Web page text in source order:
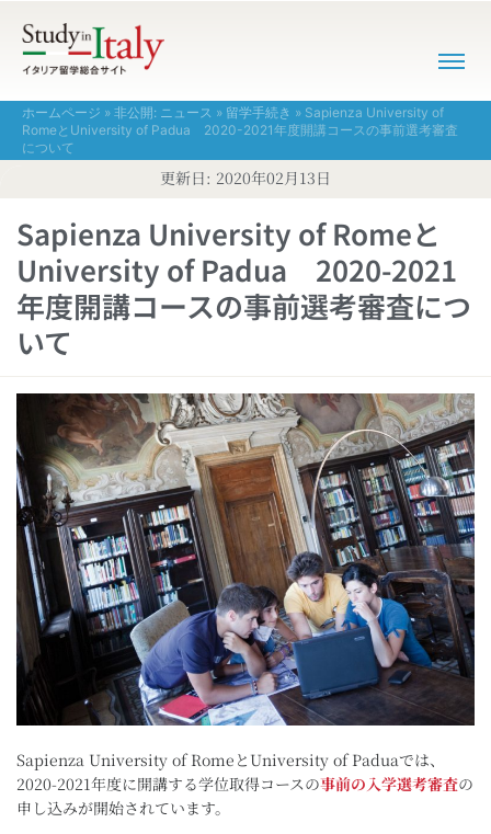
ホームページ » 非公開: ニュース » 留学手続き » Sapienza University of
RomeとUniversity of Padua 2020-2021年度開講コースの事前選考審査
について
更新日: 2020年02月13日
Sapienza University of Romeと
University of Padua 2020-2021
年度開講コースの事前選考審査につ
いて
Sapienza University of RomeとUniversity of Paduaでは、
2020-2021年度に開講する学位取得コースの事前の入学選考審査の
申し込みが開始されています。